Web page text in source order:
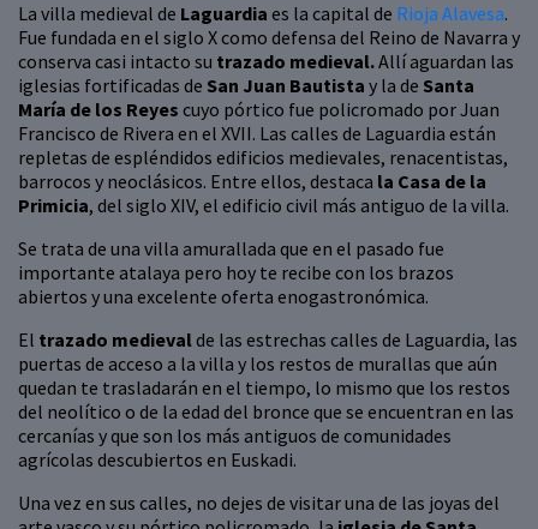
La villa medieval de Laguardia es la capital de Rioja Alavesa.
Fue fundada en el siglo X como defensa del Reino de Navarra y
conserva casi intacto su trazado medieval.Allí aguardan las
iglesias fortificadas de San Juan Bautista y la de Santa
María de los Reyes cuyo pórtico fue policromado por Juan
Francisco de Rivera en el XVII. Las calles de Laguardia están
repletas de espléndidos edificios medievales, renacentistas,
barrocos y neoclásicos. Entre ellos, destaca la Casa de la
Primicia, del siglo XIV, el edificio civil más antiguo de la villa.
Se trata de una villa amurallada que en el pasado fue
importante atalaya pero hoy te recibe con los brazos
abiertos y una excelente oferta enogastronómica.
El trazado medievalde las estrechas calles de Laguardia, las
puertas de acceso a la villa y los restos de murallas que aún
quedan te trasladarán en el tiempo, lo mismo que los restos
del neolítico o de la edad del bronce que se encuentran en las
cercanías y que son los más antiguos de comunidades
agrícolas descubiertos en Euskadi.
Una vez en sus calles, no dejes de visitar una de las joyas del